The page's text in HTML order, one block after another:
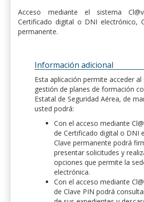
Acceso mediante el sistema
Certificado digital o DNI electrónico,
permanente.
Información adicional
Esta aplicación permite acceder al
gestión de planes de formación
Estatal de Seguridad Aérea, de
usted podrá:
Con el acceso mediante
de Certificado digital o DNI
Clave permanente podrá
presentar solicitudes y
opciones que permite la
electrónica.
Con el acceso mediante
de Clave PIN podrá